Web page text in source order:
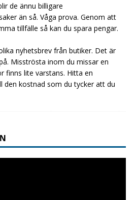
de ännu billigare
än så. Våga prova. Genom att
tillfälle så kan du spara pengar.
nyhetsbrev från butiker. Det är
Misströsta inom du missar en
finns lite varstans. Hitta en
den kostnad som du tycker att du